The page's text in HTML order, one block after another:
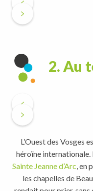
2. Au
L’Ouest des Vosges
héroïne internationale.
Sainte Jeanne d’Arc, en
les chapelles de